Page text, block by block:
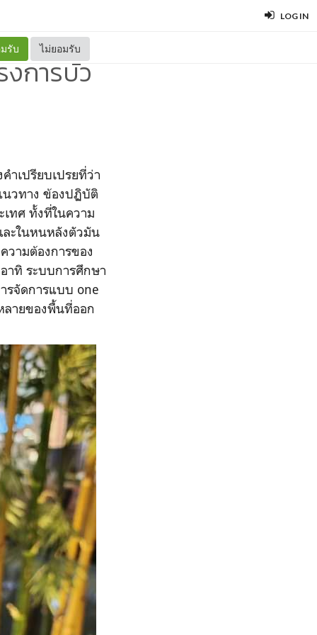
LOG IN
รับ ไม่ยอมรับ
การบัว
ำเปรียบเปรยที่ว่า
นวทาง ข้องปฏิบัติ
เทศ ทั้งที่ในความ
ละในหนหลังตัวมัน
วามต้องการของ
าทิ ระบบการศึกษา
รจัดการแบบ one
ลายของพื้นที่ออก